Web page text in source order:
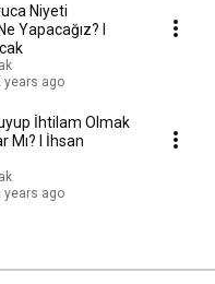
Niyeti
Yapacağız? l
years ago
İhtilam Olmak
Mı? l İhsan
years ago